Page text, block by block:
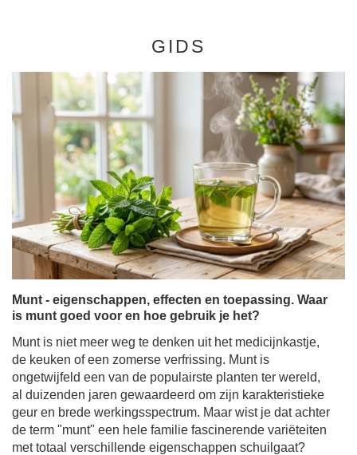
GIDS
Munt - eigenschappen, effecten en toepassing. Waar
is munt goed voor en hoe gebruik je het?
Munt is niet meer weg te denken uit het medicijnkastje,
de keuken of een zomerse verfrissing. Munt is
ongetwijfeld een van de populairste planten ter wereld,
al duizenden jaren gewaardeerd om zijn karakteristieke
geur en brede werkingsspectrum. Maar wist je dat achter
de term "munt" een hele familie fascinerende variëteiten
met totaal verschillende eigenschappen schuilgaat?